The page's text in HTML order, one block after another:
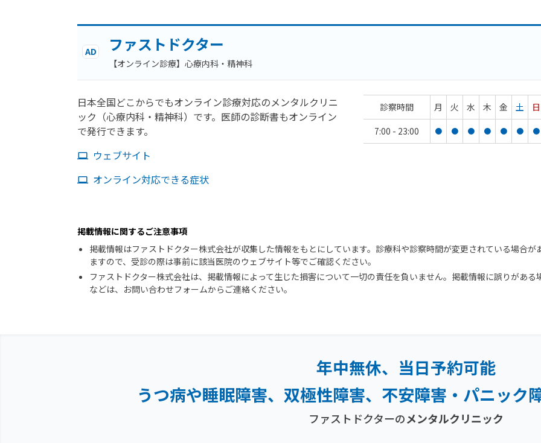
AD ファストドクター
【オンライン診療】心療内科・精神科
日本全国どこからでもオンライン診療対応のメンタルクリニ
ック（心療内科・精神科）です。医師の診断書もオンライン
で発行できます。
ウェブサイト
オンライン対応できる症状
診察時間 月 火 水 木 金 土
日
7:00 - 23:00
● ● ● ● ● ● ●
掲載情報に関するご注意事項
掲載情報はファストドクター株式会社が収集した情報をもとにしています。診療科や診察時間が変更されている場合が
ますので、受診の際は事前に該当医院のウェブサイト等でご確認ください。
ファストドクター株式会社は、掲載情報によって生じた損害について一切の責任を負いません。掲載情報に誤りがある
などは、お問い合わせフォームからご連絡ください。
年中無休、当日予約可能
うつ病や睡眠障害、双極性障害、 不安障害・パニック
ファストドクターのメンタルクリニック